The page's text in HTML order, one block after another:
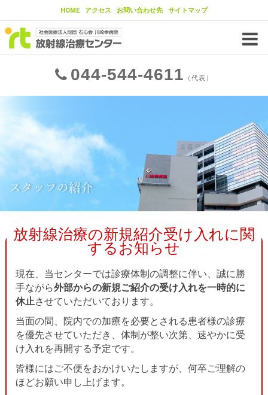
HOME アクセス お問い合わせ先 サイトマップ
044 544 4611 （代表）
当センターの放射線治療の特徴
当センターの放射線治療法
放射線治療装置 IMRT（強度変調放射線治療）
IGRT（画像誘導放射線治療） 東大病院との連携
治療が可能ながん
放射線治療とは？
がんの基礎知識 がんの治療法
放射線治療の流れ
臓器ごとのがん治療
診療科のご案内
がんと診断されたら 紹介による受診
セカンドオピニオン お問い合わせ先
外来予定表
スタッフの紹介
放射線治療の新規紹介受け入れに関
するお知らせ
現在、当センターでは診療体制の調整に伴い、誠に勝
手ながら外部からの新規ご紹介の受け入れを一時的に
休止させていただいております。
当面の間、院内での加療を必要とされる患者様の診療
を優先させていただき、体制が整い次第、速やかに受
け入れを再開する予定です。
皆様にはご不便をおかけいたしますが、何卒ご理解の
ほどお願い申し上げます。